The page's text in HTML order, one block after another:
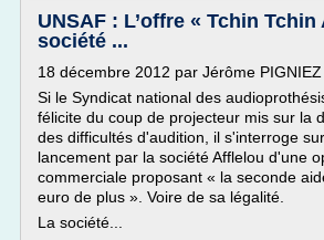
UNSAF : L’offre « Tchin
société ...
18 décembre 2012 par Jérôme
Si le Syndicat national des
félicite du coup de projecteur mis sur la
des difficultés d'audition, il s'interroge
lancement par la société Afflelou d'une
commerciale proposant « la seconde
euro de plus ». Voire de sa légalité.
La société...